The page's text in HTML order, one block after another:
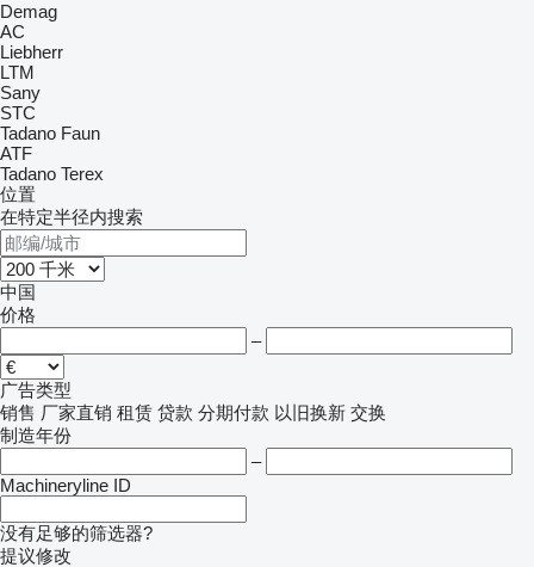
Demag
AC
Liebherr
LTM
Sany
STC
Tadano Faun
ATF
Tadano Terex
位置
在特定半径内搜索
中国
价格
–
广告类型
销售 厂家直销 租赁 贷款 分期付款 以旧换新 交换
制造年份
–
Machineryline ID
没有足够的筛选器?
提议修改